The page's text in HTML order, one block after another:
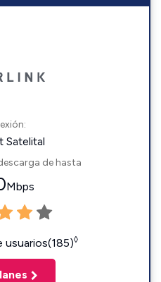
Satelital
de hasta
Mbps
usuarios(185)◊